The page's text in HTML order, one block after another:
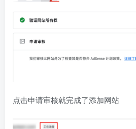
点击申请审核就完成了添加网站